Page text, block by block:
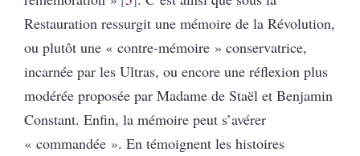
Restauration ressurgit une mémoire de la Révolution,
ou plutôt une « contre-mémoire » conservatrice,
incarnée par les Ultras, ou encore une réflexion plus
modérée proposée par Madame de Staël et Benjamin
Constant. Enfin, la mémoire peut s’avérer
« commandée ». En témoignent les histoires